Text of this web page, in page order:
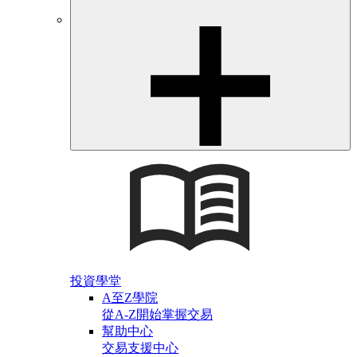
投資學堂
A至Z學院
從A-Z開始掌握交易
幫助中心
交易支援中心